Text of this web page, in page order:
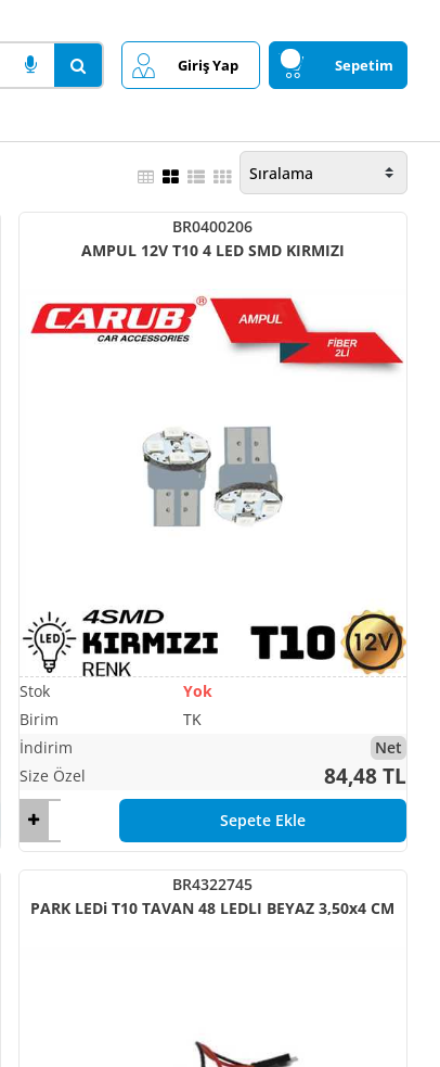
Giriş Yap Sepetim
BR0400206
AMPUL 12V T10 4 LED SMD KIRMIZI
TK
Net
84,48 TL
Yok
Sepete Ekle
BR4322745
PARK LEDi T10 TAVAN 48 LEDLI BEYAZ 3,50x4 CM